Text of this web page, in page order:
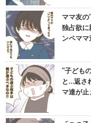
ママ友
独占欲に
ンペマ
“子ども
と…返さ
マ達が